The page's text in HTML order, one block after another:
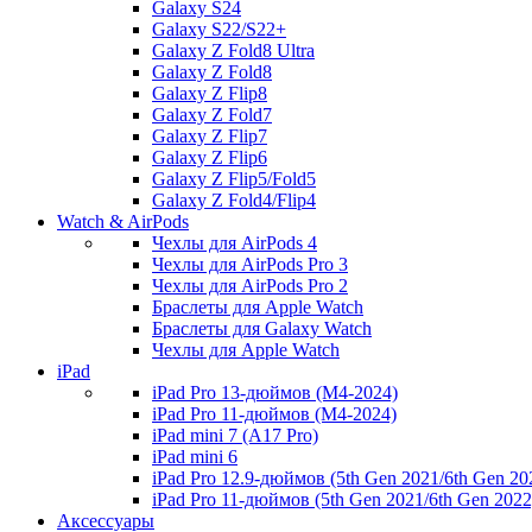
Galaxy S24
Galaxy S22/S22+
Galaxy Z Fold8 Ultra
Galaxy Z Fold8
Galaxy Z Flip8
Galaxy Z Fold7
Galaxy Z Flip7
Galaxy Z Flip6
Galaxy Z Flip5/Fold5
Galaxy Z Fold4/Flip4
Watch & AirPods
Чехлы для AirPods 4
Чехлы для AirPods Pro 3
Чехлы для AirPods Pro 2
Браслеты для Apple Watch
Браслеты для Galaxy Watch
Чехлы для Apple Watch
iPad
iPad Pro 13-дюймов (M4-2024)
iPad Pro 11-дюймов (M4-2024)
iPad mini 7 (A17 Pro)
iPad mini 6
iPad Pro 12.9-дюймов (5th Gen 2021/6th Gen
iPad Pro 11-дюймов (5th Gen 2021/6th Gen
Аксессуары